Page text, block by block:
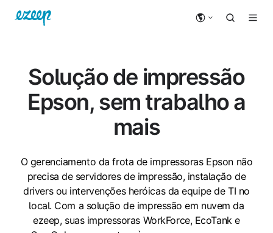
Solução de impressão
Epson, sem trabalho a
mais
O gerenciamento da frota de impressoras Epson não
precisa de servidores de impressão, instalação de
drivers ou intervenções heróicas da equipe de TI no
local. Com a solução de impressão em nuvem da
ezeep, suas impressoras WorkForce, EcoTank e